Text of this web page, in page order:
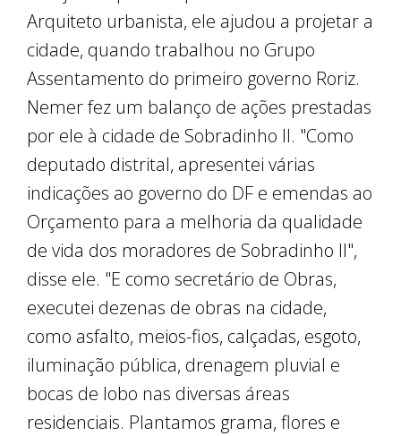
Arquiteto urbanista, ele ajudou a projetar a
cidade, quando trabalhou no Grupo
Assentamento do primeiro governo Roriz.
Nemer fez um balanço de ações prestadas
por ele à cidade de Sobradinho II. "Como
deputado distrital, apresentei várias
indicações ao governo do DF e emendas ao
Orçamento para a melhoria da qualidade
de vida dos moradores de Sobradinho II",
disse ele. "E como secretário de Obras,
executei dezenas de obras na cidade,
como asfalto, meios-fios, calçadas, esgoto,
iluminação pública, drenagem pluvial e
bocas de lobo nas diversas áreas
residenciais. Plantamos grama, flores e